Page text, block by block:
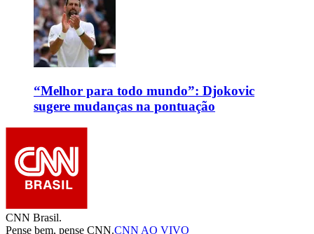
“Melhor para todo mundo”: Djokovic
sugere mudanças na pontuação
CNN Brasil.
Pense bem, pense CNN.CNN AO VIVO